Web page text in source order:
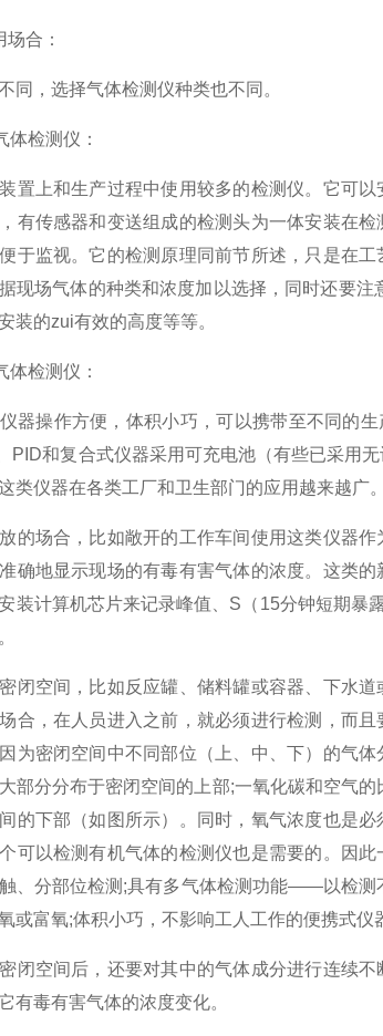
合：
同，选择气体检测仪种类也不同。
体检测仪：
置上和生产过程中使用较多的检测仪。它可
有传感器和变送组成的检测头为一体安装在
于监视。它的检测原理同前节所述，只是在
现场气体的种类和浓度加以选择，同时还要
装的zui有效的高度等等。
体检测仪：
器操作方便，体积小巧，可以携带至不同的
PID和复合式仪器采用可充电池（有些已采用
类仪器在各类工厂和卫生部门的应用越来越广。
的场合，比如敞开的工作车间使用这类仪器
确地显示现场的有毒有害气体的浓度。这类
装计算机芯片来记录峰值、S（15分钟短期
闭空间，比如反应罐、储料罐或容器、下水
合，在人员进入之前，就必须进行检测，而
为密闭空间中不同部位（上、中、下）的气
部分分布于密闭空间的上部;一氧化碳和空气
的下部（如图所示）。同时，氧气浓度也是
可以检测有机气体的检测仪也是需要的。因
、分部位检测;具有多气体检测功能——以检测
富氧;体积小巧，不影响工人工作的便携式仪
闭空间后，还要对其中的气体成分进行连续
有毒有害气体的浓度变化。